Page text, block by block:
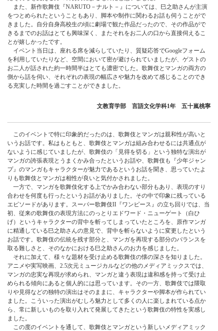
また、新作歌舞伎『NARUTO－ナルト－』については、巳之助さんが主演
をつとめられたということもあり、脚本や制作に関わるお話も伺うことがで
きました。自分自身高校生の頃に劇場で観た作品だったので、その作品がで
きるまでのお話はとても興味深く、またそれをお二人の口から直接伺えるこ
とが嬉しかったです。
イベント当日は、座れる席を減らしていたり、質疑応答でGoogleフォーム
を利用していたりなど、空間において密が避けられていましたが、ゲストの
お二人が話された約一時間半はとても濃密でした。歌舞伎とマンガの両方の
側から話を伺い、それぞれの表現の幅広さや魅力を改めて感じることのでき
る充実した時間を過ごすことができました。
文教育学部 言語文化学科1年 五十嵐桃寧
このイベントで特に印象的だったのは、歌舞伎とマンガは親和性が高いと
いうお話です。私はもともと、歌舞伎とマンガは組み合わせるには共通点が
ないように感じていましたが、歌舞伎の「見得を切る」という独特な演出が
マンガの誇張表現とうまくかみ合ったというお話や、歌舞伎も『少年ジャン
プ』のマンガもキャラクターが魅力であるというお話を聞き、思っていたよ
りも歌舞伎とマンガは相性が良いと気付かされました。
一方で、マンガを歌舞伎化する上でかみ合わない部分もあり、表現のすり
合わせを何度も行ったというお話がありました。その中で印象に残っている
エピソードがあります。スーパー歌舞伎II『ワンピース』の立ち回りでは、当
初、従来の歌舞伎の表現方法にのっとりエドワード・ニューゲート（白ひ
げ）というキャラクターの背中を斬ってしまっていたところを、原作マンガ
に精通している巳之助さんの意見で、背中を斬らないように変更したという
お話です。歌舞伎の伝統を残す部分と、マンガを再現する部分のバランスを
取る難しさと、そのなかにおける巳之助さんのお力を感じました。
それに加えて、様々な題材を受け止める歌舞伎の懐の深さを知りました。
アニメや実写映画、2.5次元ミュージカルなどの他のメディアミックスでは、
マンガの忠実な再現が求められ、マンガと違う表現は違和感を持って受け止
められる傾向にあると個人的には思っています。その一方、歌舞伎では隈取
りや見得などの独特の演出はそのままに、キャラクターや脚本が作られてい
ました。こういった演出がむしろ魅力として多くの人に楽しまれている点か
ら、常に新しいものを取り入れて発展してきたという歌舞伎の特性を実感し
ました。
この度のイベントを通して、歌舞伎とマンガという新しいメディアミック